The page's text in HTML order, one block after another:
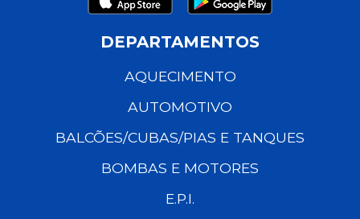
DEPARTAMENTOS
AQUECIMENTO
AUTOMOTIVO
BALCÕES/CUBAS/PIAS E TANQUES
BOMBAS E MOTORES
E.P.I.